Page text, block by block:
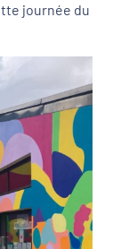
journée du